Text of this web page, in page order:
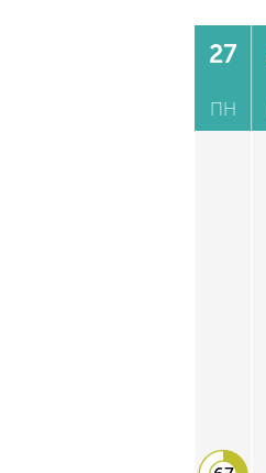
27
ПН